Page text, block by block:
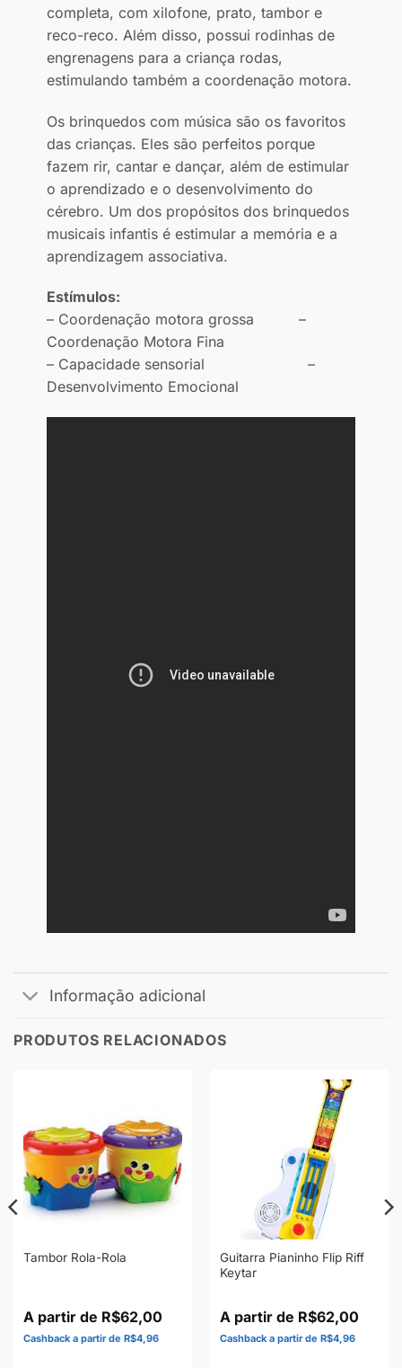
completa, com xilofone, prato, tambor e
reco-reco. Além disso, possui rodinhas de
engrenagens para a criança rodas,
estimulando também a coordenação motora.
Os brinquedos com música são os favoritos
das crianças. Eles são perfeitos porque
fazem rir, cantar e dançar, além de estimular
o aprendizado e o desenvolvimento do
cérebro. Um dos propósitos dos brinquedos
musicais infantis é estimular a memória e a
aprendizagem associativa.
Estímulos:
– Coordenação motora grossa –
Coordenação Motora Fina
– Capacidade sensorial –
Desenvolvimento Emocional
Informação adicional
PRODUTOS RELACIONADOS
Tambor Rola-Rola
R$62,00
R$4,96
Guitarra Pianinho Flip Riff
Keytar
R$62,00
R$4,96